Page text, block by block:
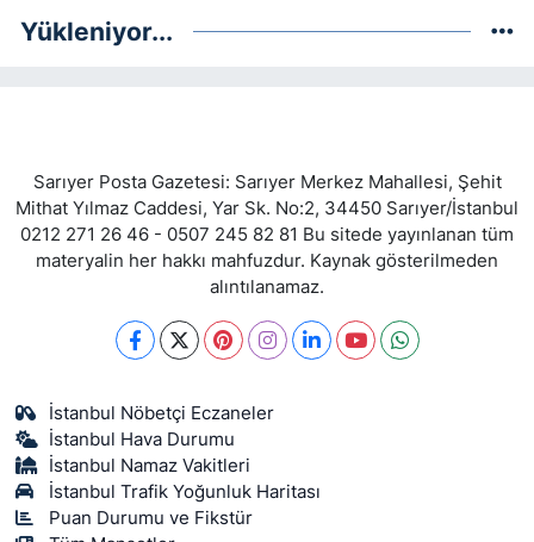
Yükleniyor...
Sarıyer Posta Gazetesi: Sarıyer Merkez Mahallesi, Şehit
Mithat Yılmaz Caddesi, Yar Sk. No:2, 34450 Sarıyer/İstanbul
0212 271 26 46 - 0507 245 82 81 Bu sitede yayınlanan tüm
materyalin her hakkı mahfuzdur. Kaynak gösterilmeden
alıntılanamaz.
İstanbul Nöbetçi Eczaneler
İstanbul Hava Durumu
İstanbul Namaz Vakitleri
İstanbul Trafik Yoğunluk Haritası
Puan Durumu ve Fikstür